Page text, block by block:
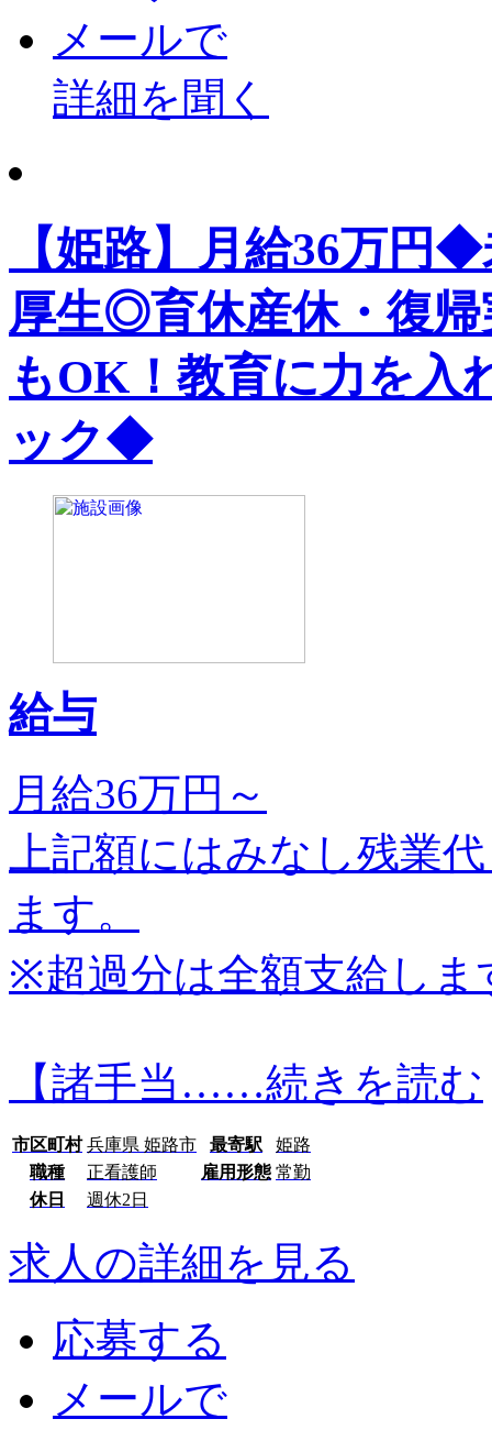
メールで
詳細を聞く
【姫路】月給36万円
厚生◎育休産休・復
もOK！教育に力を入
ック◆
給与
月給36万円～
上記額にはみなし残業
ます。
※超過分は全額支給しま
【諸手当……続きを読む
市区町村 兵庫県 姫路市 最寄駅
姫路
職種
正看護師 雇用形態 常勤
休日
週休2日
求人の詳細を見る
応募する
メールで